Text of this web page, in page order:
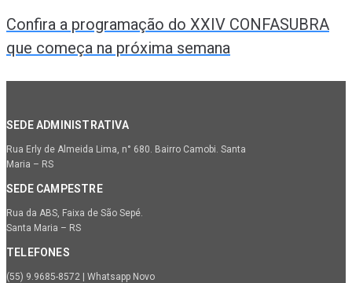
Confira a programação do XXIV CONFASUBRA
que começa na próxima semana
SEDE ADMINISTRATIVA
Rua Erly de Almeida Lima, n° 680. Bairro Camobi. Santa
Maria – RS
SEDE CAMPESTRE
Rua da ABS, Faixa de São Sepé.
Santa Maria – RS
TELEFONES
(55) 9.9685-8572 | Whatsapp Novo